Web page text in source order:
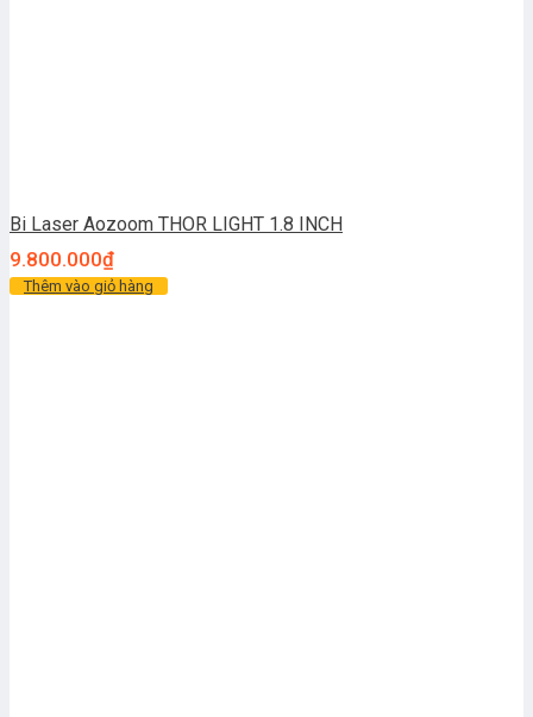
Bi Laser Aozoom THOR LIGHT 1.8 INCH
9.800.000₫
Thêm vào giỏ hàng